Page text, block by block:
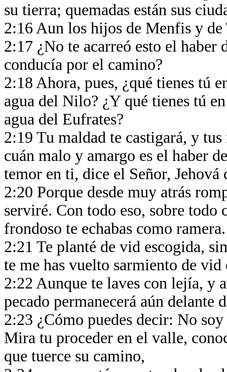
su tierra; quemadas están sus
2:16 Aun los hijos de Menfis y
2:17 ¿No te acarreó esto el haber
conducía por el camino?
2:18 Ahora, pues, ¿qué tienes tú
agua del Nilo? ¿Y qué tienes tú
agua del Eufrates?
2:19 Tu maldad te castigará, y
cuán malo y amargo es el haber
temor en ti, dice el Señor,
2:20 Porque desde muy atrás
serviré. Con todo eso, sobre
frondoso te echabas como
2:21 Te planté de vid escogida,
te me has vuelto sarmiento de
2:22 Aunque te laves con lejía, y
pecado permanecerá aún
2:23 ¿Cómo puedes decir: No
Mira tu proceder en el valle,
que tuerce su camino,